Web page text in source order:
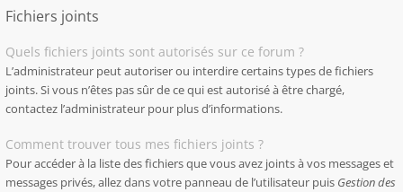
Fichiers joints
Quels fichiers joints sont autorisés sur ce forum ?
L’administrateur peut autoriser ou interdire certains types de fichiers
joints. Si vous n’êtes pas sûr de ce qui est autorisé à être chargé,
contactez l’administrateur pour plus d’informations.
Comment trouver tous mes fichiers joints ?
Pour accéder à la liste des fichiers que vous avez joints à vos messages et
messages privés, allez dans votre panneau de l’utilisateur puis Gestion des